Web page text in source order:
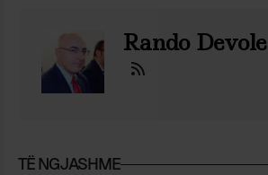
Rando Devole
TË NGJASHME